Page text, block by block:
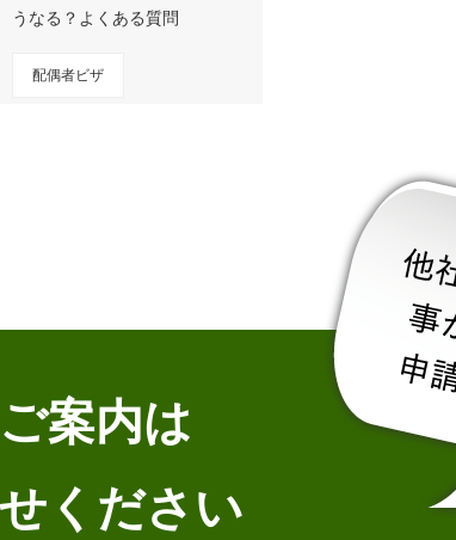
うなる？よくある質問
配偶者ビザ
案内は
ください